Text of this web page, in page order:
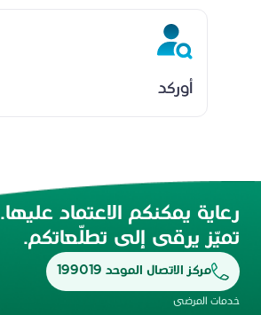
أوركد
رعاية يمكنكم الاعتماد عليها.
تميّز يرقى إلى تطلّعاتكم.
مركز الاتصال الموحد 199019
خدمات المرضى